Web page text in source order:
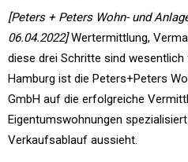
[Peters + Peters Wohn- und
06.04.2022]Wertermittlung,
diese drei Schritte sind
Hamburg ist die Peters+Peters
GmbH auf die erfolgreiche
Eigentumswohnungen
Verkaufsablauf aussieht.